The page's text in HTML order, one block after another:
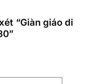
“Giàn giáo di